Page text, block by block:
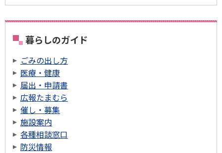
暮らしのガイド
ごみの出し方
医療・健康
届出・申請書
広報たまむら
催し・募集
施設案内
各種相談窓口
防災情報